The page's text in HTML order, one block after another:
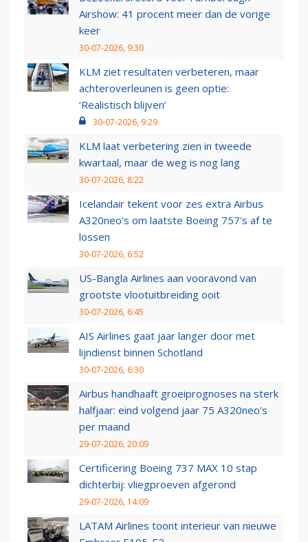
Airshow: 41 procent meer dan de vorige
keer
30-07-2026, 9:30
KLM ziet resultaten verbeteren, maar
achteroverleunen is geen optie:
‘Realistisch blijven’
30-07-2026, 9:29
KLM laat verbetering zien in tweede
kwartaal, maar de weg is nog lang
30-07-2026, 8:22
Icelandair tekent voor zes extra Airbus
A320neo's om laatste Boeing 757's af te
lossen
30-07-2026, 6:52
US-Bangla Airlines aan vooravond van
grootste vlootuitbreiding ooit
30-07-2026, 6:45
AIS Airlines gaat jaar langer door met
lijndienst binnen Schotland
30-07-2026, 6:30
Airbus handhaaft groeiprognoses na sterk
halfjaar: eind volgend jaar 75 A320neo’s
per maand
29-07-2026, 20:09
Certificering Boeing 737 MAX 10 stap
dichterbij: vliegproeven afgerond
29-07-2026, 14:09
LATAM Airlines toont interieur van nieuwe